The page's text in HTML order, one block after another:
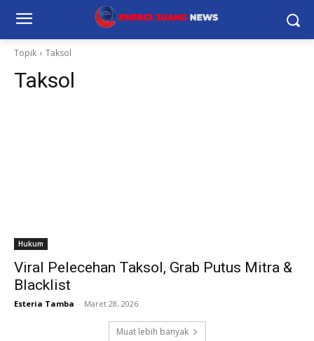
Topik Taksol
Taksol
Hukum
Viral Pelecehan Taksol, Grab Putus Mitra &
Blacklist
Esteria Tamba - Maret 28, 2026
Muat lebih banyak